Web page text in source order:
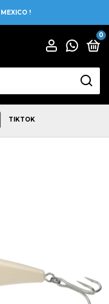
!
0
TIKTOK